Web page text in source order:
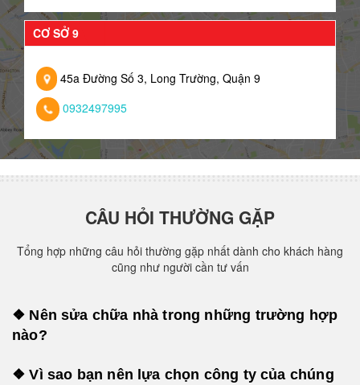
CƠ SỞ 9
45a Đường Số 3, Long Trường, Quận 9
0932497995
CÂU HỎI THƯỜNG GẶP
Tổng hợp những câu hỏi thường gặp nhất dành cho khách hàng
cũng như người cần tư vấn
❖ Nên sửa chữa nhà trong những trường hợp
nào?
❖ Vì sao bạn nên lựa chọn công ty của chúng